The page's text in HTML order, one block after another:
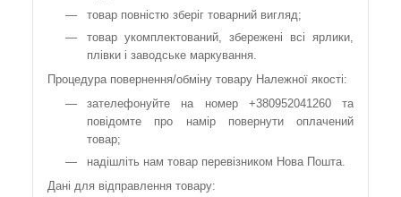
товар повністю зберіг товарний вигляд;
товар укомплектований, збережені всі ярлики,
плівки і заводське маркування.
Процедура повернення/обміну товару Належної якості:
зателефонуйте на номер +380952041260 та
повідомте про намір повернути оплачений
товар;
надішліть нам товар перевізником Нова Пошта.
Дані для відправлення товару: